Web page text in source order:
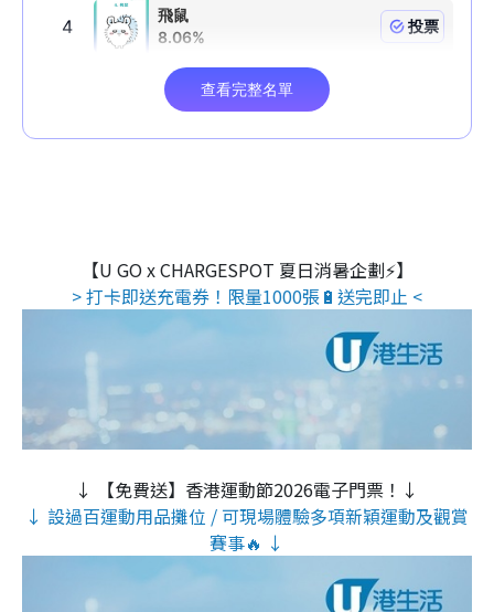
【U GO x CHARGESPOT 夏日消暑企劃⚡】
> 打卡即送充電券！限量1000張🔋送完即止 <
↓ 【免費送】香港運動節2026電子門票！↓
↓ 設過百運動用品攤位 / 可現場體驗多項新穎運動及觀賞
賽事🔥 ↓